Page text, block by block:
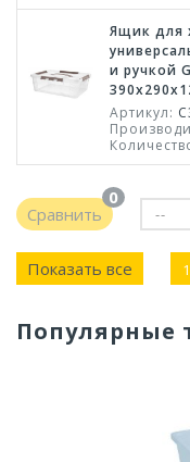
Ящик для
и ручкой
Артикул:
Сравнить
0
--
Показать все 1
Популярные